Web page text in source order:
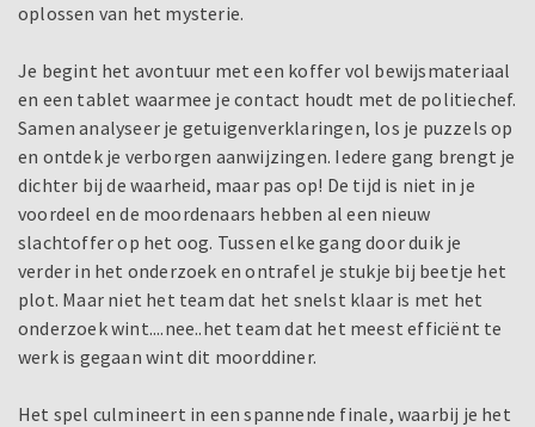
oplossen van het mysterie.
Je begint het avontuur met een koffer vol bewijsmateriaal
en een tablet waarmee je contact houdt met de politiechef.
Samen analyseer je getuigenverklaringen, los je puzzels op
en ontdek je verborgen aanwijzingen. Iedere gang brengt je
dichter bij de waarheid, maar pas op! De tijd is niet in je
voordeel en de moordenaars hebben al een nieuw
slachtoffer op het oog. Tussen elke gang door duik je
verder in het onderzoek en ontrafel je stukje bij beetje het
plot. Maar niet het team dat het snelst klaar is met het
onderzoek wint....nee..het team dat het meest efficiënt te
werk is gegaan wint dit moorddiner.
Het spel culmineert in een spannende finale, waarbij je het